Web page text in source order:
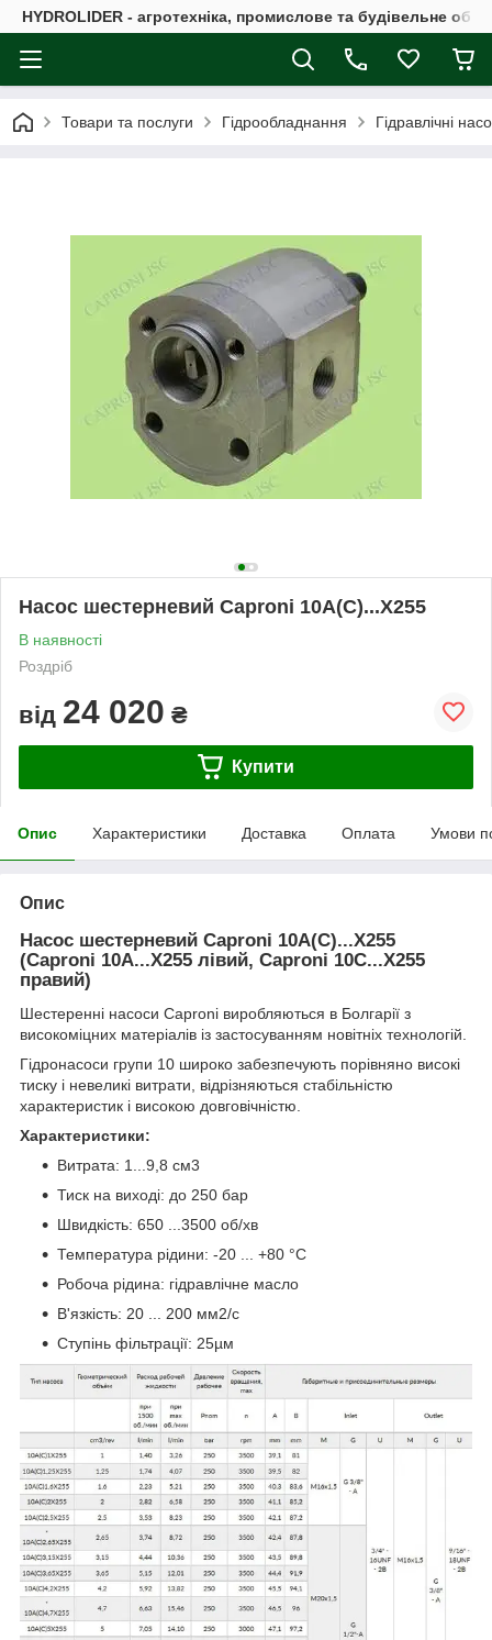
HYDROLIDER - агротехніка, промислове та будівельне
Товари та послуги Гідрообладнання Гідравлічні
Насос шестерневий Caproni 10A(C)...X255
В наявності
Роздріб
від 24 020 ₴
Купити
Опис Характеристики Доставка Оплата Умови
Опис
Насос шестерневий Caproni 10A(C)...X255
(Caproni 10A...X255 лівий, Caproni 10C...X255
правий)
Шестеренні насоси Caproni виробляються в Болгарії з
високоміцних матеріалів із застосуванням новітніх технологій.
Гідронасоси групи 10 широко забезпечують порівняно високі
тиску і невеликі витрати, відрізняються стабільністю
характеристик і високою довговічністю.
Характеристики:
Витрата: 1...9,8 см3
Тиск на виході: до 250 бар
Швидкість: 650 ...3500 об/хв
Температура рідини: -20 ... +80 °C
Робоча рідина: гідравлічне масло
В'язкість: 20 ... 200 мм2/с
Ступінь фільтрації: 25µм